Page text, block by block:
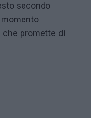
secondo
promette di